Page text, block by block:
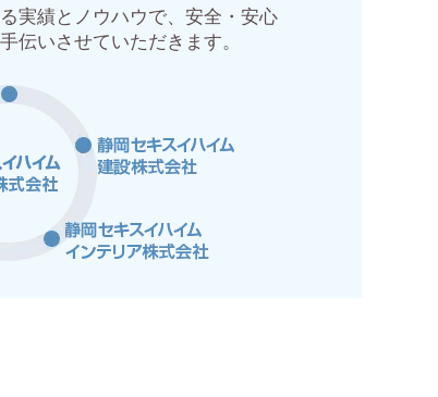
実績とノウハウで、安全・安心
伝いさせていただきます。